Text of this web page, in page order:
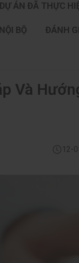
DỰ ÁN ĐÃ THỰC
BỘ ĐÁNH
Và
12-